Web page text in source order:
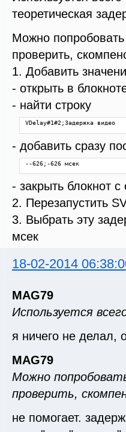
input =
return demo_mode==0 ?
}
input=last
stereo_type==0 ?
""") :     stereo_type==1 ||
StackHorizontal(lf,
""") :     stereo_type==2 ||
lf =
StackVertical(lf,
########### END OF
distributor()
теоретическая
Можно попробовать
проверить,
1. Добавить
- открыть в
- найти строку
VDelay#1#2;Задержка видео
- добавить сразу
--626;-626 мсек
- закрыть блокнот
2. Перезапустить
3. Выбрать эту
мсек
18-02-2014
MAG79
Используется
я ничего не делал,
MAG79
Можно
проверить,
не помогает.